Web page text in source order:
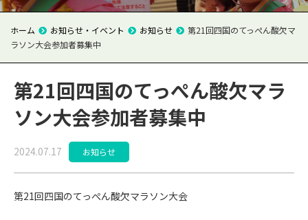
ホーム お知らせ・イベント お知らせ
第21回四国のてっぺん酸欠マ
ラソン大会参加者募集中
第21回四国のてっぺん酸欠マラ
ソン大会参加者募集中
2024.07.17 お知らせ
第21回四国のてっぺん酸欠マラソン大会